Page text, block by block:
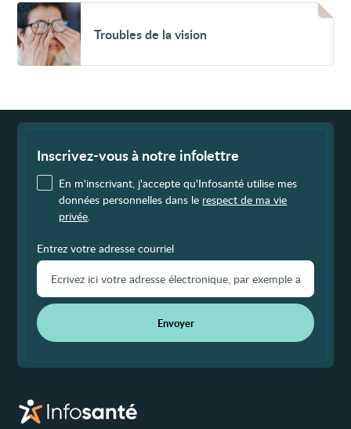
Voir
Troubles
de
la
vision
Troubles de la vision
Inscrivez-vous à notre infolettre
En m'inscrivant, j'accepte qu'Infosanté utilise mes
données personnelles dans le respect de ma vie
privée
Entrez votre adresse courriel
Envoyer